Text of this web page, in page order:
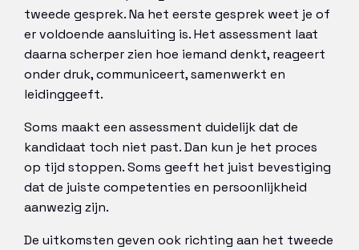
tweede gesprek. Na het eerste gesprek weet je of
er voldoende aansluiting is. Het assessment laat
daarna scherper zien hoe iemand denkt, reageert
onder druk, communiceert, samenwerkt en
leidinggeeft.
Soms maakt een assessment duidelijk dat de
kandidaat toch niet past. Dan kun je het proces
op tijd stoppen. Soms geeft het juist bevestiging
dat de juiste competenties en persoonlijkheid
aanwezig zijn.
De uitkomsten geven ook richting aan het tweede